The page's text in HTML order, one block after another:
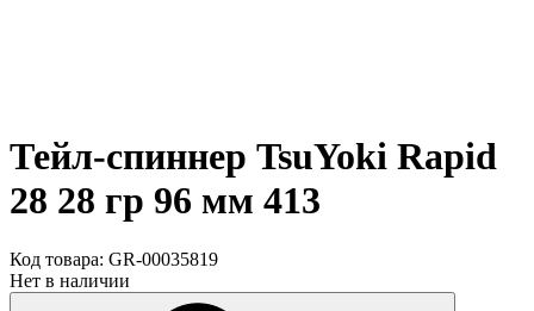
Тейл-спиннер TsuYoki Rapid
28 28 гр 96 мм 413
Код товара: GR-00035819
Нет в наличии